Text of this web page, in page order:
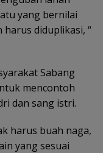
yang bernilai
diduplikasi, “
Sabang
mencontoh
dan sang istri.
harus buah naga,
yang sesuai